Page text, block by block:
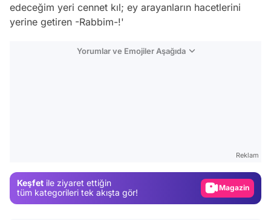
edeceğim yeri cennet kıl; ey arayanların hacetlerini
yerine getiren -Rabbim-!'
Yorumlar ve Emojiler Aşağıda
Reklam
Keşfet ile ziyaret ettiğin
tüm kategorileri tek akışta gör!
Magazin